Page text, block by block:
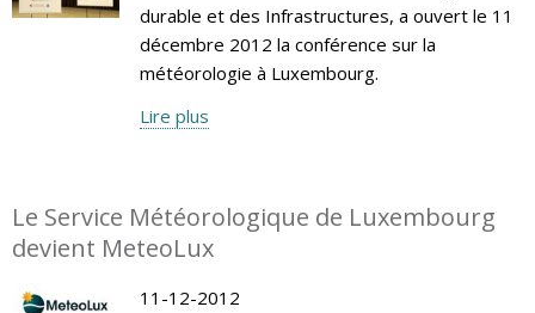
durable et des Infrastructures, a ouvert le 11
décembre 2012 la conférence sur la
météorologie à Luxembourg.
Lire plus
Le Service Météorologique de Luxembourg
devient MeteoLux
11-12-2012